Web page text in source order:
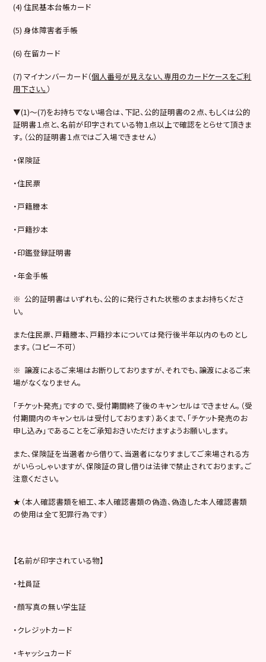
(4) 住民基本台帳カード
(5) 身体障害者手帳
(6) 在留カード
(7) マイナンバーカード（個人番号が見えない、専用のカードケースをご利
用下さい。 ）
▼(1)～(7)をお持ちでない場合は、下記、公的証明書の２点、もしくは公的
証明書１点と、名前が印字されている物１点以上で確認をとらせて頂きま
す。（公的証明書１点ではご入場できません）
・保険証
・住民票
・戸籍謄本
・戸籍抄本
・印鑑登録証明書
・年金手帳
※ 公的証明書はいずれも、公的に発行された状態のままお持ちくださ
い。
また住民票、戸籍謄本、戸籍抄本については発行後半年以内のものとし
ます。（コピー不可）
※ 譲渡によるご来場はお断りしておりますが、それでも、譲渡によるご来
場がなくなりません。
「チケット発売」ですので、受付期間終了後のキャンセルはできません。（受
付期間内のキャンセルは受付しております）あくまで、「チケット発売のお
申し込み」であることをご承知おきいただけますようお願いします。
また、保険証を当選者から借りて、当選者になりすましてご来場される方
がいらっしゃいますが、保険証の貸し借りは法律で禁止されております。ご
注意ください。
★（本人確認書類を細工、本人確認書類の偽造、偽造した本人確認書類
の使用は全て犯罪行為です）
【名前が印字されている物】
・社員証
・顔写真の無い学生証
・クレジットカード
・キャッシュカード